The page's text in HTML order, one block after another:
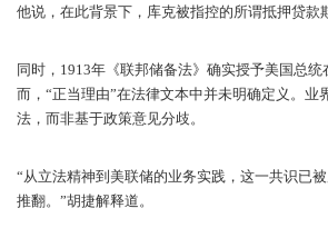
他说，在此背景下，库克被指控的所谓抵押贷款
同时，1913年《联邦储备法》确实授予美国总
而，“正当理由”在法律文本中并未明确定义。
法，而非基于政策意见分歧。
“从立法精神到美联储的业务实践，这一共识已
推翻。”胡捷解释道。